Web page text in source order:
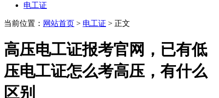
电工证
当前位置： 网站首页 > 电工证 > 正文
高压电工证报考官网，已有低
压电工证怎么考高压，有什么
区别